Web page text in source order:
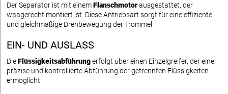
Der Separator ist mit einemFlanschmotorausgestattet, der
waagerecht montiert ist. Diese Antriebsart sorgt für eine effiziente
und gleichmäßige Drehbewegung der Trommel.
EIN- UND AUSLASS
DieFlüssigkeitsabführungerfolgt über einen Einzelgreifer, der eine
präzise und kontrollierte Abführung der getrennten Flüssigkeiten
ermöglicht.